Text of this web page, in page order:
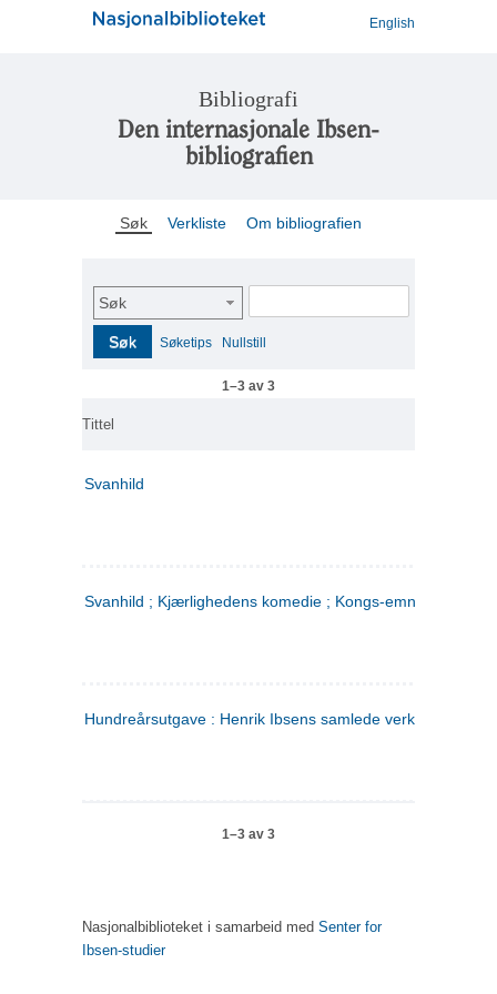
English
Bibliografi
Den internasjonale Ibsen-
bibliografien
Søk Verkliste Om bibliografien
Søk
Søk Søketips Nullstill
1–3 av 3
Tittel
Svanhild
Svanhild ; Kjærlighedens komedie ; Kongs-emnerne
Hundreårsutgave : Henrik Ibsens samlede verker. 4
1–3 av 3
Nasjonalbiblioteket i samarbeid med Senter for
Ibsen-studier